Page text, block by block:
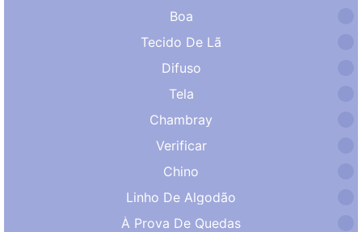
Boa
Tecido De Lã
Difuso
Tela
Chambray
Verificar
Chino
Linho De Algodão
À Prova De Quedas